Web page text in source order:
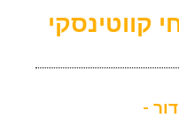
קווטינסקי
-